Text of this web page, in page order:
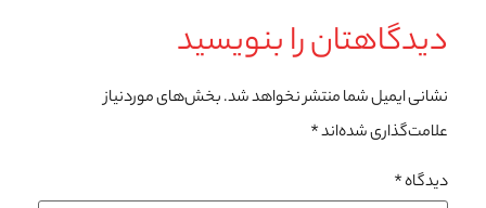
دیدگاهتان را بنویسید
نشانی ایمیل شما منتشر نخواهد شد.بخش‌های موردنیاز
علامت‌گذاری شده‌اند*
دیدگاه*